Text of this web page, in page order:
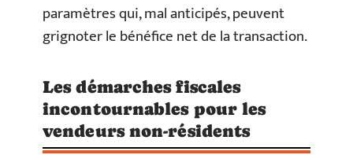
paramètres qui, mal anticipés, peuvent
grignoter le bénéfice net de la transaction.
Les démarches fiscales
incontournables pour les
vendeurs non-résidents